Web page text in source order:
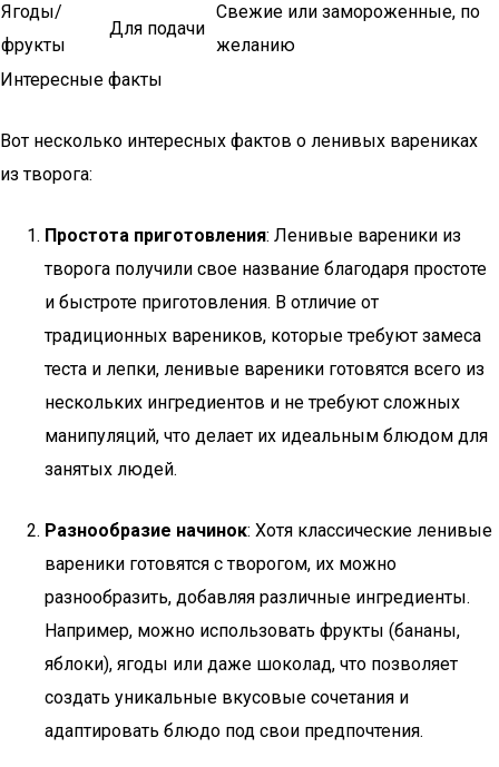
Ягоды/
фрукты
Для подачи
Свежие или замороженные, по
желанию
Интересные факты
Вот несколько интересных фактов о ленивых варениках
из творога:
Простота приготовления: Ленивые вареники из
творога получили свое название благодаря простоте
и быстроте приготовления. В отличие от
традиционных вареников, которые требуют замеса
теста и лепки, ленивые вареники готовятся всего из
нескольких ингредиентов и не требуют сложных
манипуляций, что делает их идеальным блюдом для
занятых людей.
Разнообразие начинок: Хотя классические ленивые
вареники готовятся с творогом, их можно
разнообразить, добавляя различные ингредиенты.
Например, можно использовать фрукты (бананы,
яблоки), ягоды или даже шоколад, что позволяет
создать уникальные вкусовые сочетания и
адаптировать блюдо под свои предпочтения.